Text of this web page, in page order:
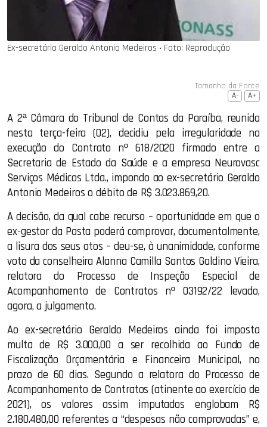
Ex-secretário Geraldo Antonio Medeiros ‧ Foto: Reprodução
Tamanho da Fonte
A- A+
A 2ª Câmara do Tribunal de Contas da Paraíba, reunida
nesta terça-feira (02), decidiu pela irregularidade na
execução do Contrato nº 618/2020 firmado entre a
Secretaria de Estado da Saúde e a empresa Neurovasc
Serviços Médicos Ltda., impondo ao ex-secretário Geraldo
Antonio Medeiros o débito de R$ 3.023.869,20.
A decisão, da qual cabe recurso – oportunidade em que o
ex-gestor da Pasta poderá comprovar, documentalmente,
a lisura dos seus atos – deu-se, à unanimidade, conforme
voto da conselheira Alanna Camilla Santos Galdino Vieira,
relatora do Processo de Inspeção Especial de
Acompanhamento de Contratos nº 03192/22 levado,
agora, a julgamento.
Ao ex-secretário Geraldo Medeiros ainda foi imposta
multa de R$ 3.000,00 a ser recolhida ao Fundo de
Fiscalização Orçamentária e Financeira Municipal, no
prazo de 60 dias. Segundo a relatora do Processo de
Acompanhamento de Contratos (atinente ao exercício de
2021), os valores assim imputados englobam R$
2.180.480,00 referentes a “despesas não comprovadas” e,